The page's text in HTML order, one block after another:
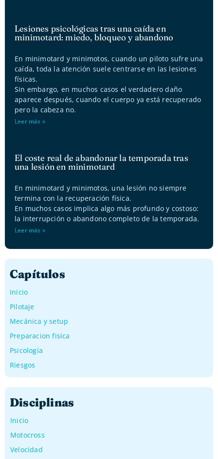
Lesiones psicológicas tras una caída en
minimotard: miedo, bloqueo y abandono
En minimotard y minimotos, cuando un piloto sufre una
caída, toda la atención suele centrarse en las lesiones
físicas.
Sin embargo, en muchos casos el verdadero daño
aparece después, cuando el cuerpo ya está recuperado
pero la cabeza no.
Leer más »
El coste real de abandonar la temporada tras
una lesión en minimotard
En minimotard y minimotos, una lesión no siempre
termina con la recuperación física.
En muchos casos implica algo más profundo y costoso:
la interrupción o abandono completo de la temporada.
Leer más »
Capítulos
Inicio
Pilotaje
Mecánica y setup
Preparacion fisica
Psicología
Riesgos
Disciplinas
Inicio
Motocross
Velocidad